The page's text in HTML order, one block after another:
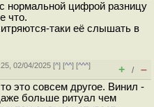
нормальной цифрой разницу
что.
таки её слышать в
02/04/2025 [^] [^^] [^^^]
+ / –
это совсем другое. Винил -
больше ритуал чем